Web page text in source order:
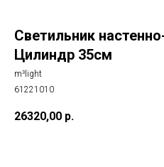
Светильник
Цилиндр 35см
m³light
61221010
26320,00 р.